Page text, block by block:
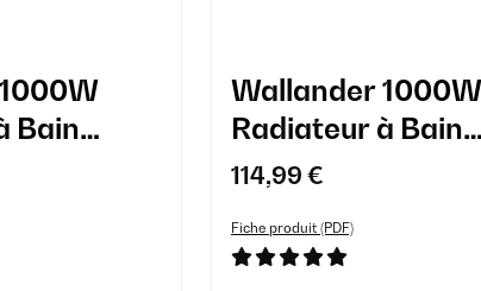
Bain
Wallander 1000W
Radiateur à Bain
d'Huile Noir
114,99 €
Fiche produit (PDF)